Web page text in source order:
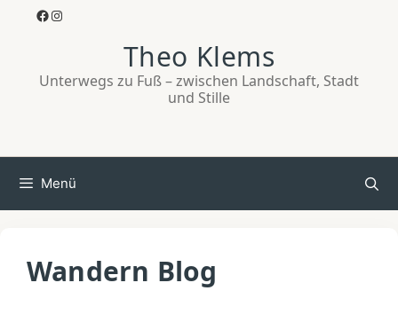
Facebook
Instagram
Theo Klems
Unterwegs zu Fuß – zwischen Landschaft, Stadt
und Stille
Menü
Wandern Blog